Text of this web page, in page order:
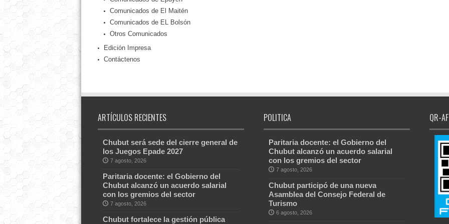
Comunicados de El Maitén
Comunicados de EL Bolsón
Otros Comunicados
Edición Impresa
Contáctenos
ARTÍCULOS RECIENTES
Chubut será sede del cierre general de
los Juegos Epade 2027
7 agosto, 2026
Paritaria docente: el Gobierno del
Chubut alcanzó un acuerdo salarial
con los gremios del sector
7 agosto, 2026
Chubut fortalece la gestión pública
POLITICA
Paritaria docente: el Gobierno del
Chubut alcanzó un acuerdo salarial
con los gremios del sector
7 agosto, 2026
Chubut participó de una nueva
Asamblea del Consejo Federal de
Turismo
6 agosto, 2026
QR-